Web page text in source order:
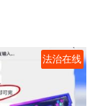
法治在线